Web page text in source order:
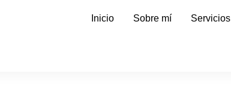
Inicio Sobre mí Servicios